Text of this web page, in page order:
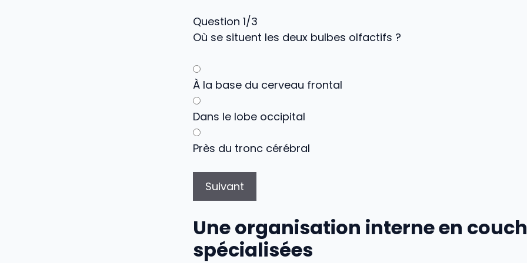
Question 1/3
Où se situent les deux bulbes olfactifs ?
À la base du cerveau frontal
Dans le lobe occipital
Près du tronc cérébral
Suivant
Une organisation interne en
spécialisées